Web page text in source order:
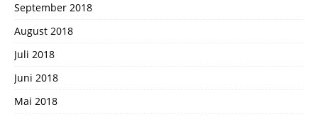
September 2018
August 2018
Juli 2018
Juni 2018
Mai 2018